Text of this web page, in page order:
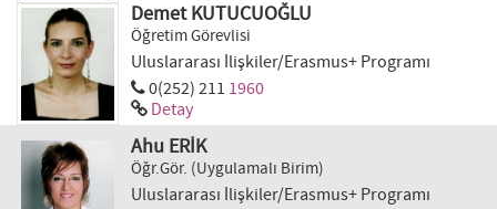
Demet KUTUCUOĞLU
Öğretim Görevlisi
Uluslararası İlişkiler/Erasmus+ Programı
0(252) 211 1960
Detay
Ahu ERİK
Öğr.Gör. (Uygulamalı Birim)
Uluslararası İlişkiler/Erasmus+ Programı